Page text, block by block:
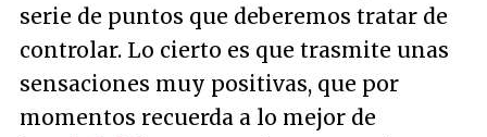
serie de puntos que deberemos tratar de
controlar. Lo cierto es que trasmite unas
sensaciones muy positivas, que por
momentos recuerda a lo mejor de